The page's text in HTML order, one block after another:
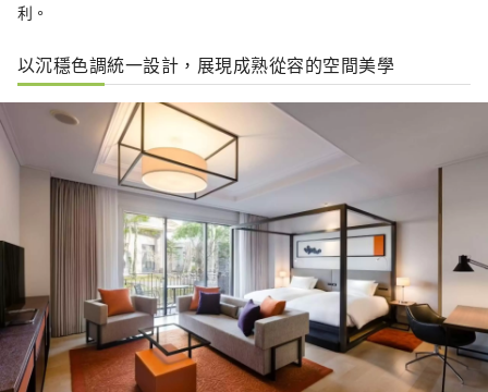
利。
以沉穩色調統一設計，展現成熟從容的空間美學